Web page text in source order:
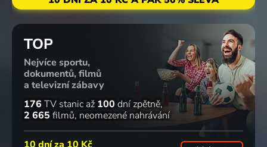
TOP
Nejvíce sportu,
dokumentů, filmů
a televizní zábavy
176 TV stanic až 100 dní zpětně
2 665 filmů neomezené nahrávání